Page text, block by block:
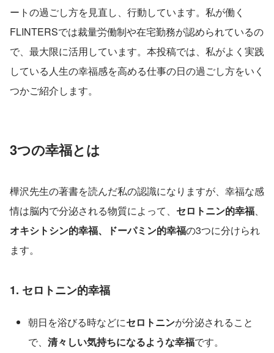
ートの過ごし方を見直し、行動しています。私が働く
FLINTERSでは裁量労働制や在宅勤務が認められているの
で、最大限に活用しています。本投稿では、私がよく実践
している人生の幸福感を高める仕事の日の過ごし方をいく
つかご紹介します。
3つの幸福とは
樺沢先生の著書を読んだ私の認識になりますが、幸福な感
情は脳内で分泌される物質によって、 セロトニン的幸福、
オキシトシン的幸福、ドーパミン的幸福の3つに分けられ
ます。
1. セロトニン的幸福
朝日を浴びる時などにセロトニンが分泌されること
で、 清々しい気持ちになるような幸福です。